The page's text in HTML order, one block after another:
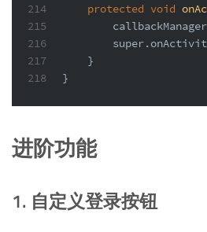
214
215
216
217
218
protected void
super
    }
}
进阶功能
1. 自定义登录按钮